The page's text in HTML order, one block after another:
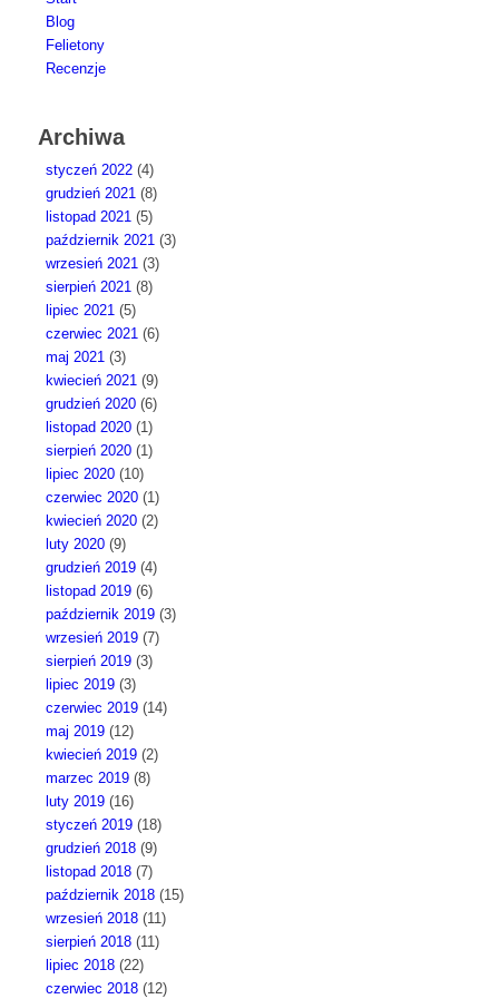
Blog
Felietony
Recenzje
Archiwa
styczeń 2022(4)
grudzień 2021(8)
listopad 2021(5)
październik 2021(3)
wrzesień 2021(3)
sierpień 2021(8)
lipiec 2021(5)
czerwiec 2021(6)
maj 2021(3)
kwiecień 2021(9)
grudzień 2020(6)
listopad 2020(1)
sierpień 2020(1)
lipiec 2020(10)
czerwiec 2020(1)
kwiecień 2020(2)
luty 2020(9)
grudzień 2019(4)
listopad 2019(6)
październik 2019(3)
wrzesień 2019(7)
sierpień 2019(3)
lipiec 2019(3)
czerwiec 2019(14)
maj 2019(12)
kwiecień 2019(2)
marzec 2019(8)
luty 2019(16)
styczeń 2019(18)
grudzień 2018(9)
listopad 2018(7)
październik 2018(15)
wrzesień 2018(11)
sierpień 2018(11)
lipiec 2018(22)
czerwiec 2018(12)